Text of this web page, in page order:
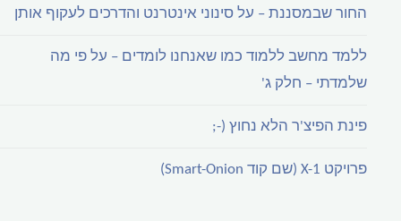
החור שבמסננת – על סינוני אינטרנט והדרכים לעקוף אותן
ללמד מחשב ללמוד כמו שאנחנו לומדים – על פי מה
שלמדתי – חלק ג'
פינת הפיצ'ר הלא נחוץ (-;
פרויקט X-1 (שם קוד Smart-Onion)